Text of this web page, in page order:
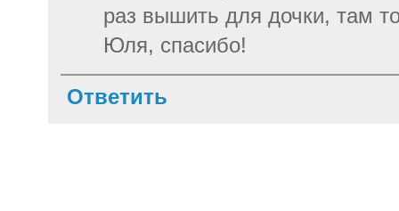
раз вышить для дочки, там
Юля, спасибо!
Ответить